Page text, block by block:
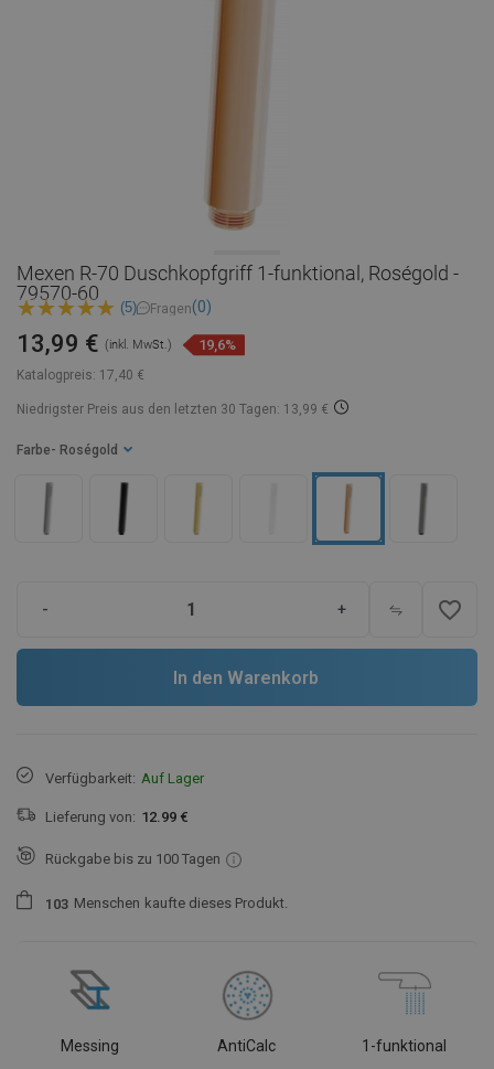
Mexen R-70 Duschkopfgriff 1-funktional, Roségold -
79570-60
(5) Fragen(0)
Katalogpreis: 17,40 €
13,99 € (inkl. MwSt.) 19,6%
Niedrigster Preis aus den letzten 30 Tagen: 13,99 €
Farbe - Roségold
- + favorite_border
In den Warenkorb
Verfügbarkeit: Auf Lager
Lieferung von: 12.99 €
Rückgabe bis zu 100 Tagen
1 03 Menschen kaufte dieses Produkt.
Messing AntiCalc 1-funktional